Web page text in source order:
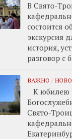
В Свято-
состоится
экскурсия
история,
разговор с
ВАЖНО /
К юбилею
Свято-